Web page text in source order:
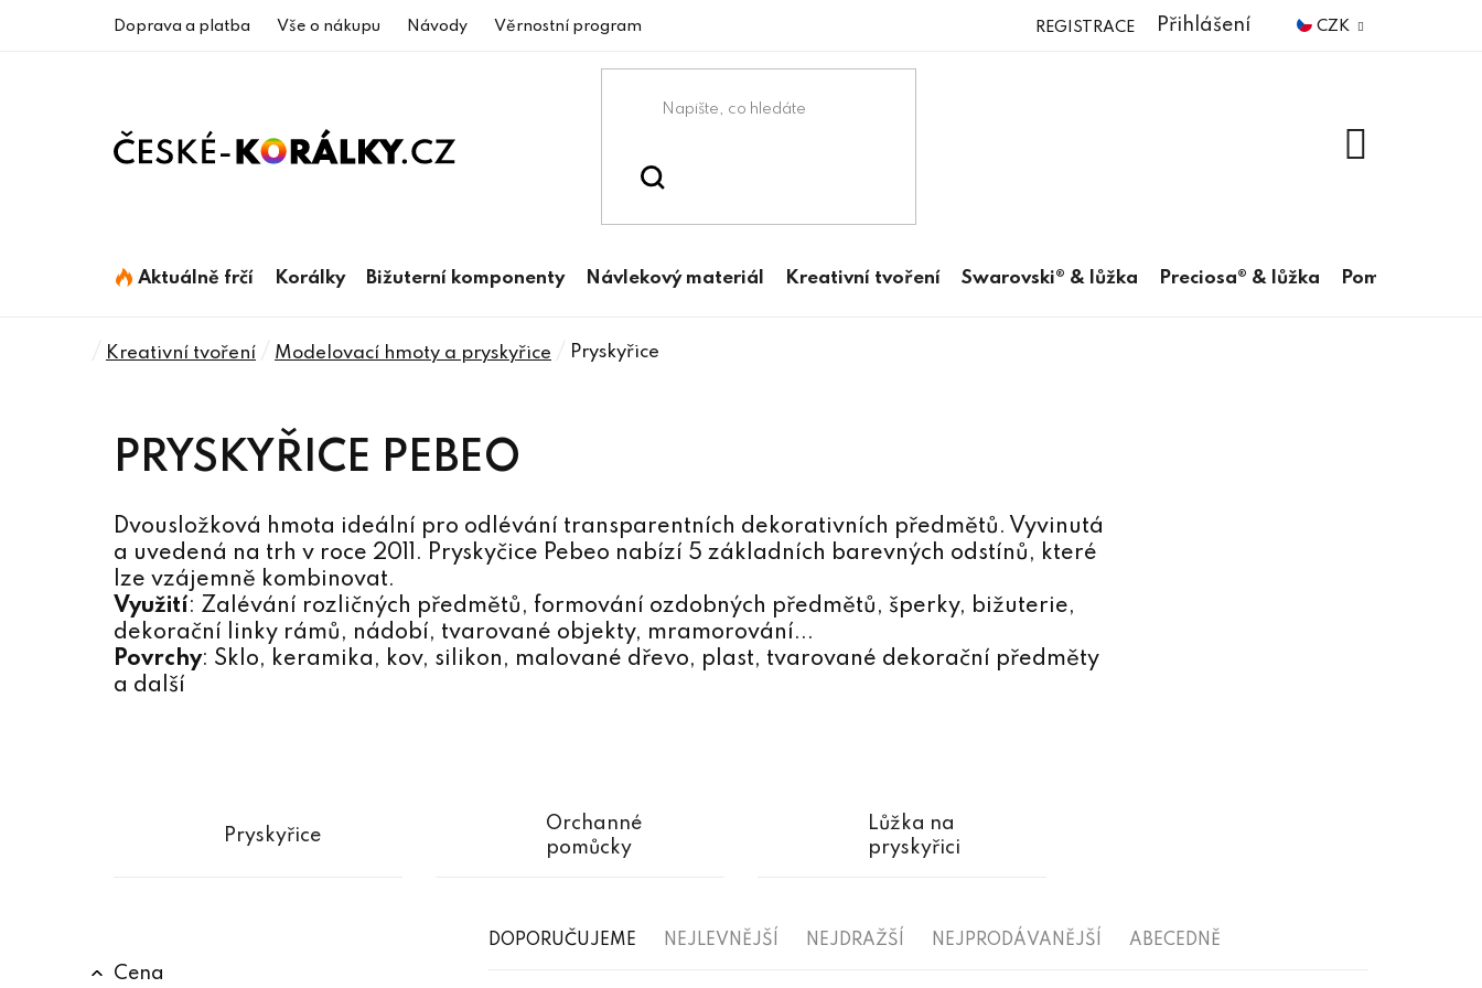
Doprava a platba Vše o nákupu Návody Věrnostní program CZK
Přihlášení
REGISTRACE
Aktuálně frčí Korálky Bižuterní komponenty Návlekový materiál Kreativní tvoření Swarovski® & lůžka Preciosa® & lůžka Pomůcky
Domů
Kreativní tvoření Modelovací hmoty a pryskyřice Pryskyřice
PRYSKYŘICE PEBEO
Dvousložková hmota ideální pro odlévání transparentních dekorativních předmětů. Vyvinutá
a uvedená na trh v roce 2011. Pryskyčice Pebeo nabízí 5 základních barevných odstínů, které
lze vzájemně kombinovat.
Využití : Zalévání rozličných předmětů, formování ozdobných předmětů, šperky, bižuterie,
dekorační linky rámů, nádobí, tvarované objekty, mramorování...
Povrchy: Sklo, keramika, kov, silikon, malované dřevo, plast, tvarované dekorační předměty
a další
Pryskyřice
Orchanné
pomůcky
Lůžka na
pryskyřici
P
Cena
Ř
DOPORUČUJEME NEJLEVNĚJŠÍ NEJDRAŽŠÍ NEJPRODÁVANĚJŠÍ ABECEDNĚ